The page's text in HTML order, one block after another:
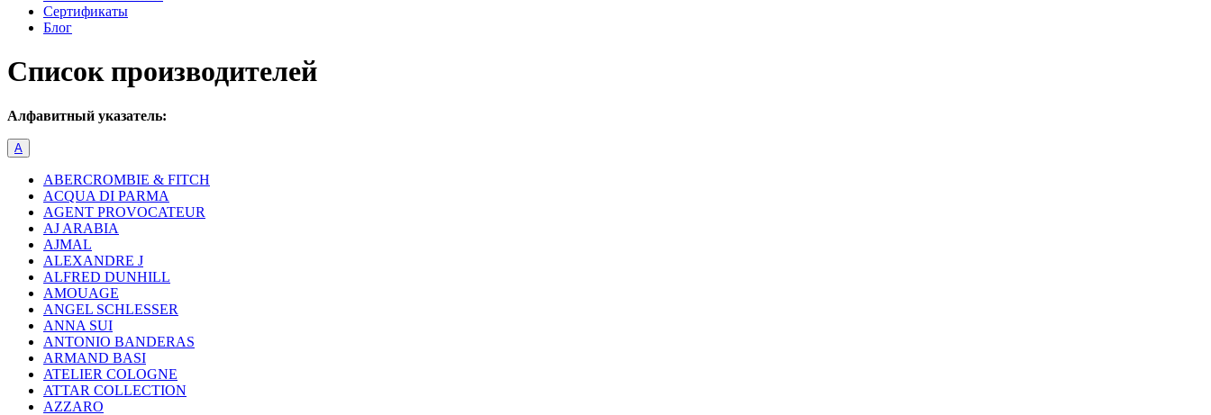
Сертификаты
Блог
Список производителей
Алфавитный указатель:
A
ABERCROMBIE & FITCH
ACQUA DI PARMA
AGENT PROVOCATEUR
AJ ARABIA
AJMAL
ALEXANDRE J
ALFRED DUNHILL
AMOUAGE
ANGEL SCHLESSER
ANNA SUI
ANTONIO BANDERAS
ARMAND BASI
ATELIER COLOGNE
ATTAR COLLECTION
AZZARO